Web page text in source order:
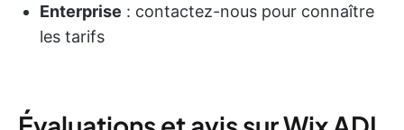
Enterprise : contactez-nous pour connaître
les tarifs